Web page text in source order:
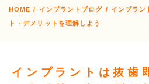
HOME / インプラントブログ / インプラン
ト・デメリットを理解しよう
インプラントは抜歯